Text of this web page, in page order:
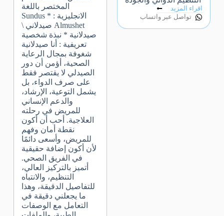
اقراء المزيد
تواصل عبر واتساب
المختصر باللغة
الانجليزية : * Sundus
Almushet صيدلاني \
صيدلانية * نبذة شخصية
تعريفية : أنا صيدلانية
شغوفة بمجال الرعاية
الصحية، أؤمن أن دور
الصيدلي لا يقتصر فقط
على صرف الدواء، بل
يشمل التوعية، الإرشاد،
والدعم الإنساني
للمريض في رحلته
العلاجية. أحب أن أكون
نقطة أمان وفهم
للمريض، وأسعى دائمًا
لأن أكون إضافة حقيقية
في الفريق الصحي.
أتميز بالتركيز العالي،
التنظيم، والانتباه
للتفاصيل الدقيقة، وهذا
ما يجعلني دقيقة في
التعامل مع الوصفات